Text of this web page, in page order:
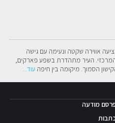
הסמוך. מיקומה בין חיפה עוד...
מודעה